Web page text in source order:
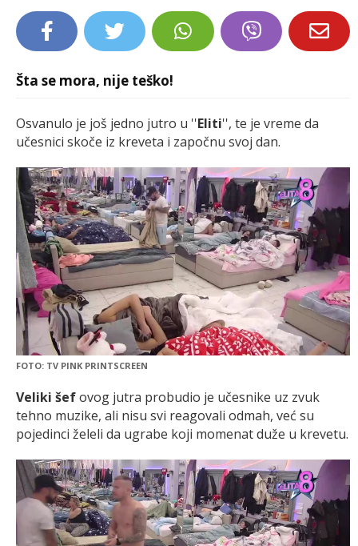
Šta se mora, nije teško!
Osvanulo je još jedno jutro u ''Eliti'', te je vreme da
učesnici skoče iz kreveta i započnu svoj dan.
FOTO: TV PINK PRINTSCREEN
Veliki šefovog jutra probudio je učesnike uz zvuk
tehno muzike, ali nisu svi reagovali odmah, već su
pojedinci želeli da ugrabe koji momenat duže u krevetu.